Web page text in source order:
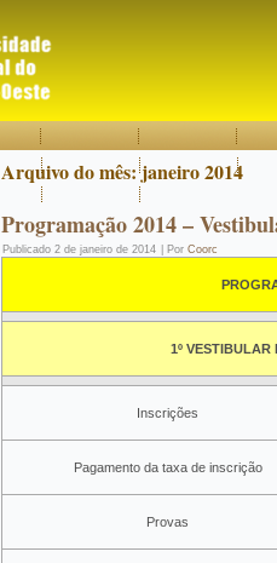
Arquivo do mês:janeiro 2014
Programação 2014 –
Publicado 2 de janeiro de 2014 Por Coorc
1º VESTIBULAR
Inscrições
Pagamento da taxa de inscrição
Provas